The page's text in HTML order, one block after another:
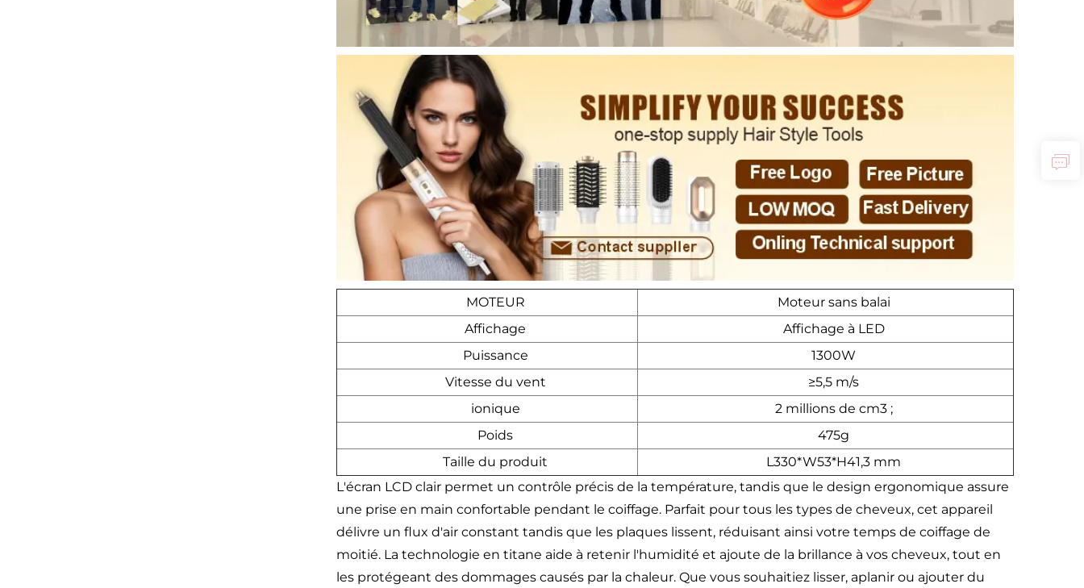
MOTEUR
Moteur sans balai
Affichage
Affichage à LED
Puissance
1300W
Vitesse du vent
≥5,5 m/s
ionique
2 millions de cm3 ;
Poids
475g
Taille du produit
L330*W53*H41,3 mm
L'écran LCD clair permet un contrôle précis de la température, tandis que le design ergonomique assure
une prise en main confortable pendant le coiffage. Parfait pour tous les types de cheveux, cet appareil
délivre un flux d'air constant tandis que les plaques lissent, réduisant ainsi votre temps de coiffage de
moitié. La technologie en titane aide à retenir l'humidité et ajoute de la brillance à vos cheveux, tout en
les protégeant des dommages causés par la chaleur. Que vous souhaitiez lisser, aplanir ou ajouter du